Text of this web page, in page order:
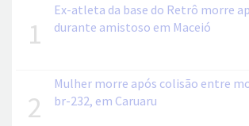
1
Ex-atleta da base do Retrô morre
durante amistoso em Maceió
2
Mulher morre após colisão entre
br-232, em Caruaru